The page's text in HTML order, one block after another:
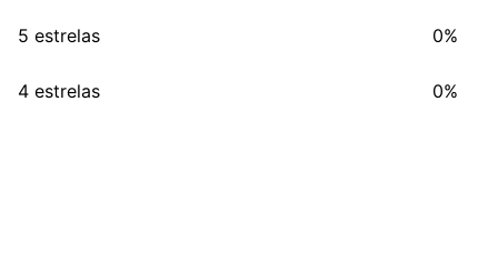
5 estrelas 0%
4 estrelas 0%